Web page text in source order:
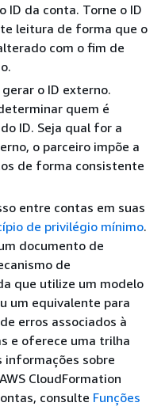
ID da conta. Torne o ID
leitura de forma que o
com o fim de
o ID externo.
quem é
ID. Seja qual for a
o parceiro impõe a
de forma consistente
entre contas em suas
de privilégio mínimo.
documento de
de
que utilize um modelo
um equivalente para
erros associados à
e oferece uma trilha
informações sobre
CloudFormation
consulte Funções